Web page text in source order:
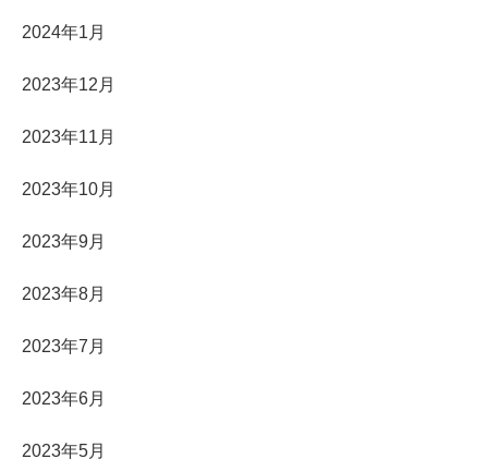
2024年1月
2023年12月
2023年11月
2023年10月
2023年9月
2023年8月
2023年7月
2023年6月
2023年5月